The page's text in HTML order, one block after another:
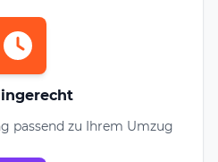
passend zu Ihrem Umzug